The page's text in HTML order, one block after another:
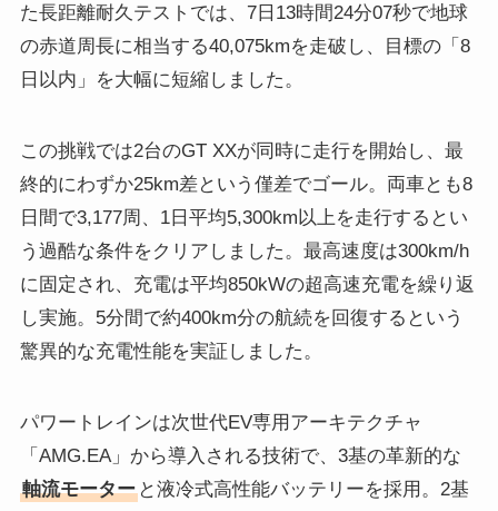
た長距離耐久テストでは、7日13時間24分07秒で地球
の赤道周長に相当する40,075kmを走破し、目標の「8
日以内」を大幅に短縮しました。
この挑戦では2台のGT XXが同時に走行を開始し、最
終的にわずか25km差という僅差でゴール。両車とも8
日間で3,177周、1日平均5,300km以上を走行するとい
う過酷な条件をクリアしました。最高速度は300km/h
に固定され、充電は平均850kWの超高速充電を繰り返
し実施。5分間で約400km分の航続を回復するという
驚異的な充電性能を実証しました。
パワートレインは次世代EV専用アーキテクチャ
「AMG.EA」から導入される技術で、3基の革新的な
軸流モーターと液冷式高性能バッテリーを採用。2基